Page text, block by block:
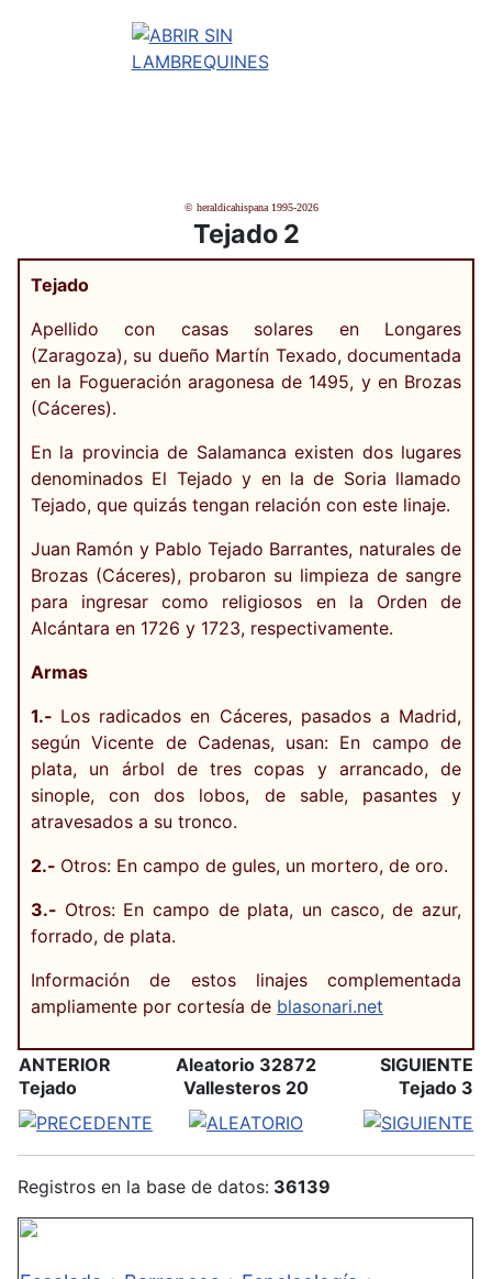
© heraldicahispana 1995-2026
Tejado 2
Tejado
Apellido con casas solares en Longares
(Zaragoza), su dueño Martín Texado, documentada
en la Fogueración aragonesa de 1495, y en Brozas
(Cáceres).
En la provincia de Salamanca existen dos lugares
denominados El Tejado y en la de Soria llamado
Tejado, que quizás tengan relación con este linaje.
Juan Ramón y Pablo Tejado Barrantes, naturales de
Brozas (Cáceres), probaron su limpieza de sangre
para ingresar como religiosos en la Orden de
Alcántara en 1726 y 1723, respectivamente.
Armas
1.- Los radicados en Cáceres, pasados a Madrid,
según Vicente de Cadenas, usan: En campo de
plata, un árbol de tres copas y arrancado, de
sinople, con dos lobos, de sable, pasantes y
atravesados a su tronco.
2.- Otros: En campo de gules, un mortero, de oro.
3.- Otros: En campo de plata, un casco, de azur,
forrado, de plata.
Información de estos linajes complementada
ampliamente por cortesía de blasonari.net
ANTERIOR
Tejado
Aleatorio 32872
Vallesteros 20
SIGUIENTE
Tejado 3
Registros en la base de datos: 36139